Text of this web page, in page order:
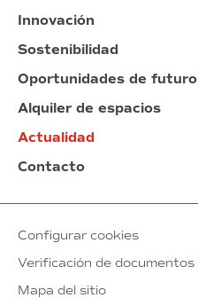
Innovación
Sostenibilidad
Oportunidades de futuro
Alquiler de espacios
Actualidad
Contacto
Configurar cookies
Verificación de documentos
Mapa del sitio